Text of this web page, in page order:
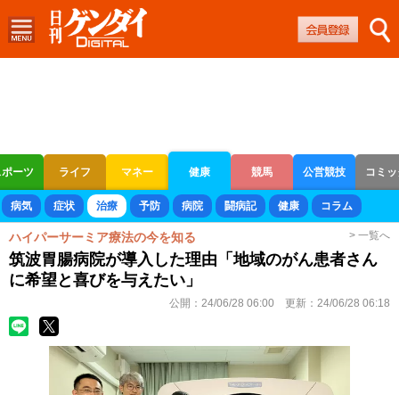
ーツ ライフ マネー 健康 競馬 公営競技 コミ
ボートレース 競輪 オートレース
病気 症状 治療 予防 病院 闘病記 健康 コラム
ハイパーサーミア療法の今を知る > 一覧へ
筑波胃腸病院が導入した理由「地域のがん患者さん
に希望と喜びを与えたい」
公開： 24/06/28 06:00 更新： 24/06/28 06:18